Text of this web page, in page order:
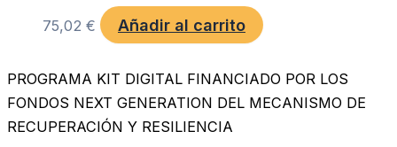
75,02 € Añadir al carrito
PROGRAMA KIT DIGITAL FINANCIADO POR LOS
FONDOS NEXT GENERATION DEL MECANISMO DE
RECUPERACIÓN Y RESILIENCIA